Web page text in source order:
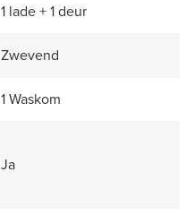
1 lade + 1 deur
Zwevend
1 Waskom
Ja